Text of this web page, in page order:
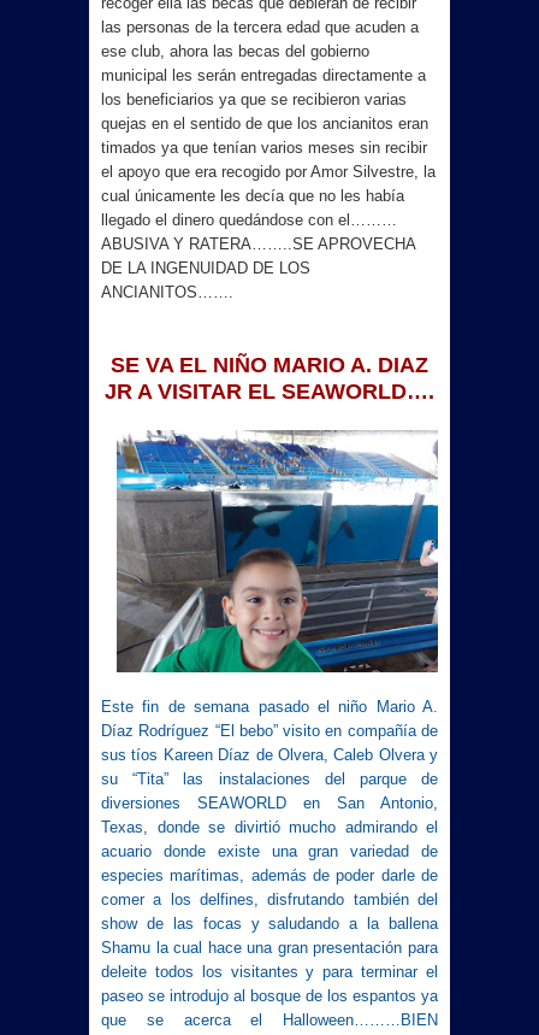
las personas de la tercera edad que acuden a
ese club, ahora las becas del gobierno
municipal les serán entregadas directamente a
los beneficiarios ya que se recibieron varias
quejas en el sentido de que los ancianitos eran
timados ya que tenían varios meses sin recibir
el apoyo que era recogido por Amor Silvestre, la
cual únicamente les decía que no les había
llegado el dinero quedándose con el………
ABUSIVA Y RATERA……..SE APROVECHA
DE LA INGENUIDAD DE LOS
ANCIANITOS…….
SE VA EL NIÑO MARIO A. DIAZ
JR A VISITAR EL SEAWORLD….
Este fin de semana pasado el niño Mario A.
Díaz Rodríguez “El bebo” visito en compañía de
sus tíos Kareen Díaz de Olvera, Caleb Olvera y
su “Tita” las instalaciones del parque de
diversiones SEAWORLD en San Antonio,
Texas, donde se divirtió mucho admirando el
acuario donde existe una gran variedad de
especies marítimas, además de poder darle de
comer a los delfines, disfrutando también del
show de las focas y saludando a la ballena
Shamu la cual hace una gran presentación para
deleite todos los visitantes y para terminar el
paseo se introdujo al bosque de los espantos ya
que se acerca el Halloween………BIEN